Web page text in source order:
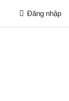
Đăng nhập